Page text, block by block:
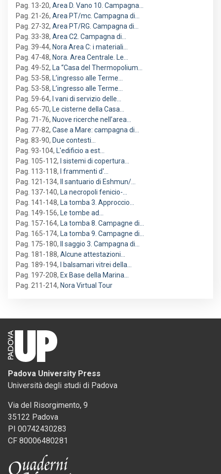
Pag. 13-20, Area D. Vano 10. Campagna…
Pag. 21-26, Area PT/mc. Campagna di…
Pag. 27-32, Area PT/RG. Campagna di…
Pag. 33-38, Area C2. Campagna di…
Pag. 39-44, Nora Area C: i materiali…
Pag. 47-48, Nora. Area Centrale. Le…
Pag. 49-52, La “Casa del Thermopolium…
Pag. 53-58, L’ingresso alle Terme…
Pag. 53-58, L’ingresso alle Terme…
Pag. 59-64,
I vani di servizio delle…
Pag. 65-70, Le cisterne della Casa…
Pag. 71-76, Nuove ricerche nell’area…
Pag. 77-82, Case a Mare: campagna di…
Pag. 83-90, Due contesti…
Pag. 93-104, L'edificio a est…
Pag. 105-112,
I sistemi di copertura…
Pag. 113-118,
I frammenti d'…
Pag. 121-134,
Il santuario di Eshmun/…
Pag. 137-140, La necropoli fenicio-…
Pag. 141-148, La tomba 3. Approccio…
Pag. 149-156, Le tombe ad…
Pag. 157-164, La tomba 8. Campagne di…
Pag. 165-174, La tomba 9. Campagne di…
Pag. 175-180,
Il saggio 3. Campagna di…
Pag. 181-188, Alcune attestazioni…
Pag. 189-194,
I balsamari vitrei della…
Pag. 197-208, Ex Base della Marina…
Pag. 211-214, Nora Virtual Tour
Padova University Press
Università degli studi di Padova
Via del Risorgimento, 9
35122 Padova
PI 00742430283
CF 80006480281